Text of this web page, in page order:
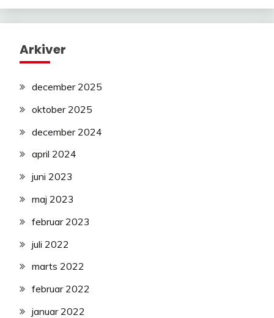
Arkiver
december 2025
oktober 2025
december 2024
april 2024
juni 2023
maj 2023
februar 2023
juli 2022
marts 2022
februar 2022
januar 2022